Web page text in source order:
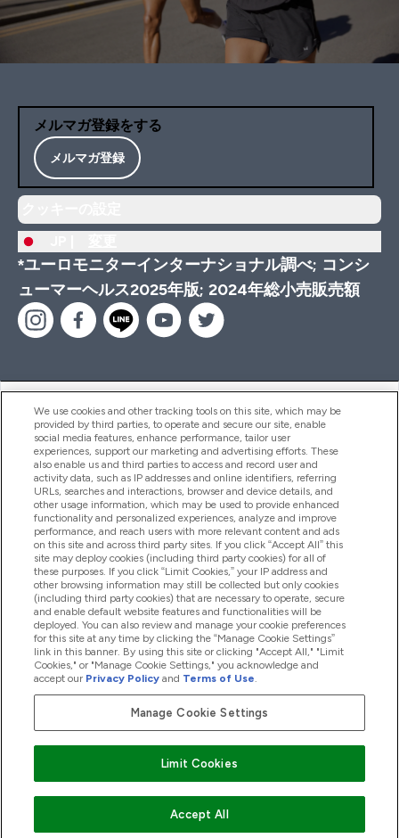
メルマガ登録をする
メルマガ登録
*ユーロモニターインターナショナル調べ; コンシ
ューマーヘルス2025年版; 2024年総小売販売額
ヘルプ＆ガイド
商品について
会社概要
特典＆ポイント
2026 The Hut.com Ltd
Pay with
We use cookies and other tracking tools on this site, which may be
provided by third parties, to operate and secure our site, enable
social media features, enhance performance, tailor user
experiences, support our marketing and advertising efforts. These
also enable us and third parties to access and record user and
activity data, such as IP addresses and online identifiers, referring
URLs, searches and interactions, browser and device details, and
other usage information, which may be used to provide enhanced
functionality and personalized experiences, analyze and improve
performance, and reach users with more relevant content and ads
on this site and across third party sites. If you click “Accept All” this
site may deploy cookies (including third party cookies) for all of
these purposes. If you click “Limit Cookies,” your IP address and
other browsing information may still be collected but only cookies
(including third party cookies) that are necessary to operate, secure
and enable default website features and functionalities will be
deployed. You can also review and manage your cookie preferences
for this site at any time by clicking the “Manage Cookie Settings”
link in this banner. By using this site or clicking "Accept All," "Limit
Cookies," or "Manage Cookie Settings," you acknowledge and
accept our Privacy Policy and Terms of Use.
Manage Cookie Settings
Limit Cookies
Accept All